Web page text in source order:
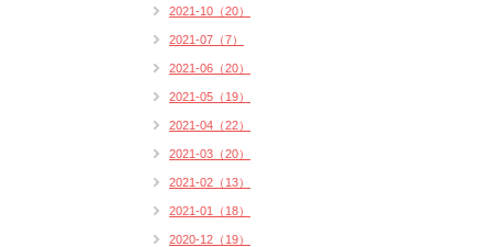
2021-10（20）
2021-07（7）
2021-06（20）
2021-05（19）
2021-04（22）
2021-03（20）
2021-02（13）
2021-01（18）
2020-12（19）